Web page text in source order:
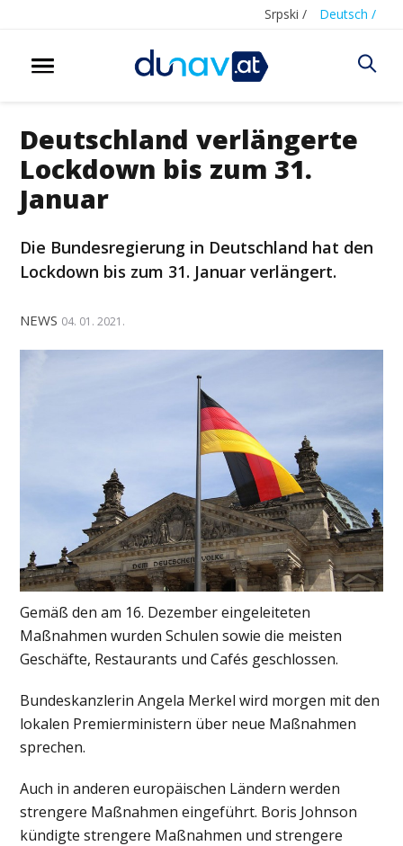
Srpski / Deutsch /
Deutschland verlängerte
Lockdown bis zum 31.
Januar
Die Bundesregierung in Deutschland hat den
Lockdown bis zum 31. Januar verlängert.
NEWS 04. 01. 2021.
Gemäß den am 16. Dezember eingeleiteten
Maßnahmen wurden Schulen sowie die meisten
Geschäfte, Restaurants und Cafés geschlossen.
Bundeskanzlerin Angela Merkel wird morgen mit den
lokalen Premierministern über neue Maßnahmen
sprechen.
Auch in anderen europäischen Ländern werden
strengere Maßnahmen eingeführt. Boris Johnson
kündigte strengere Maßnahmen und strengere